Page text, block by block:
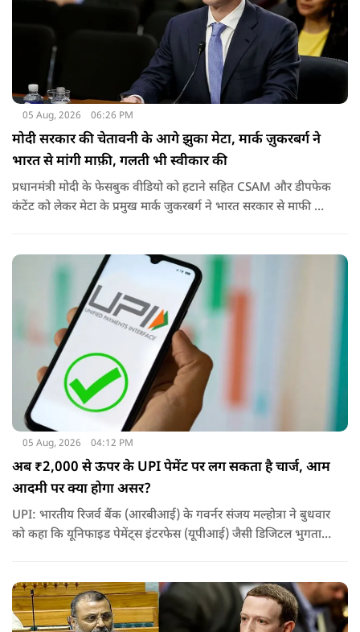
05 Aug, 2026 06:26 PM
मोदी सरकार की चेतावनी के आगे झुका मेटा, मार्क ज़ुकरबर्ग ने
भारत से मांगी माफ़ी, गलती भी स्वीकार की
प्रधानमंत्री मोदी के फेसबुक वीडियो को हटाने सहित CSAM और डीपफेक
कंटेंट को लेकर मेटा के प्रमुख मार्क जुकरबर्ग ने भारत सरकार से माफी मांग
05 Aug, 2026 04:12 PM
अब ₹2,000 से ऊपर के UPI पेमेंट पर लग सकता है चार्ज, आम
आदमी पर क्या होगा असर?
UPI: भारतीय रिजर्व बैंक (आरबीआई) के गवर्नर संजय मल्होत्रा ने बुधवार
को कहा कि यूनिफाइड पेमेंट्स इंटरफेस (यूपीआई) जैसी डिजिटल भुगतान